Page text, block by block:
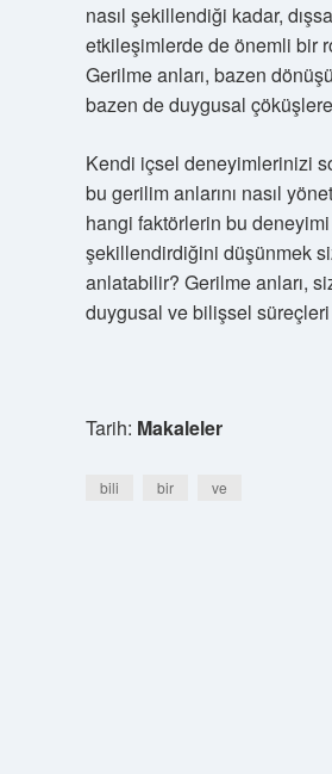
nasıl şekillendiği kadar,
etkileşimlerde de önemli bir
Gerilme anları, bazen
bazen de duygusal
Kendi içsel deneyimlerinizi
bu gerilim anlarını nasıl
hangi faktörlerin bu deneyimi
şekillendirdiğini düşünmek
anlatabilir? Gerilme anları,
duygusal ve bilişsel
Tarih: Makaleler
bili bir ve